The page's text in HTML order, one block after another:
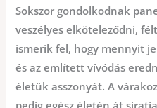
Sokszor gondolkodnak
veszélyes elköteleződni,
ismerik fel, hogy mennyit
és az említett vívódás
életük asszonyát. A